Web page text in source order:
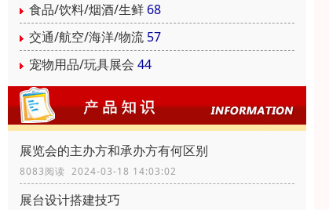
食品/饮料/烟酒/生鲜 68
交通/航空/海洋/物流 57
宠物用品/玩具展会 44
展览会的主办方和承办方有何区别
8083阅读 2024-03-18 14:03:02
展台设计搭建技巧